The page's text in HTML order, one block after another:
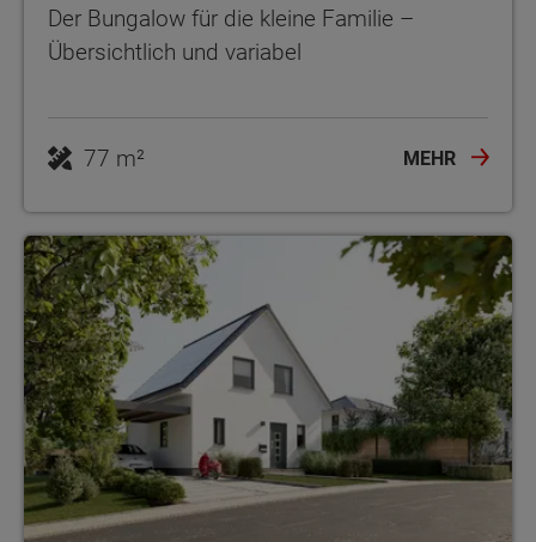
Der Bungalow für die kleine Familie –
Übersichtlich und variabel
77 m² MEHR